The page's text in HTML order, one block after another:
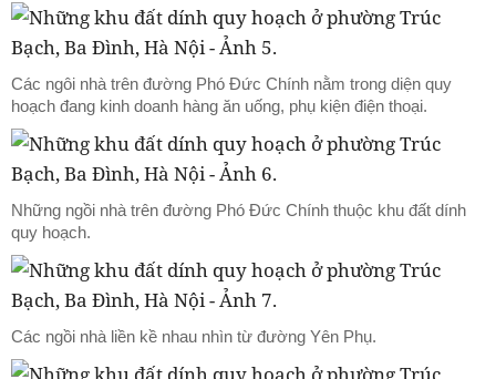
Các ngôi nhà trên đường Phó Đức Chính nằm trong diện quy
hoạch đang kinh doanh hàng ăn uống, phụ kiện điện thoại.
Những ngồi nhà trên đường Phó Đức Chính thuộc khu đất dính
quy hoạch.
Các ngồi nhà liền kề nhau nhìn từ đường Yên Phụ.